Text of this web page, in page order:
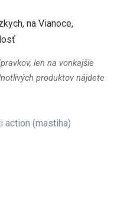
na Vianoce,
len na vonkajšie
produktov nájdete
action (mastiha)